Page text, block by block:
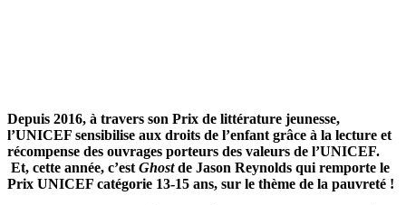
Depuis 2016, à travers son Prix de littérature jeunesse,
l’UNICEF sensibilise aux droits de l’enfant grâce à la lecture et
récompense des ouvrages porteurs des valeurs de l’UNICEF.
Et, cette année, c’est Ghostde Jason Reynolds qui remporte le
Prix UNICEF catégorie 13-15 ans, sur le thème de la pauvreté !